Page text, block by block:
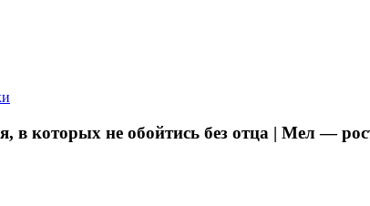
в которых не обойтись без отца | Мел —